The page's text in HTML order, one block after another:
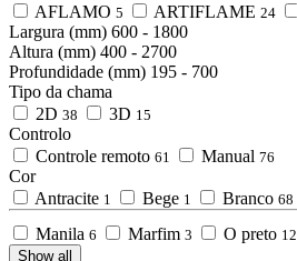
AFLAMO 5 ARTIFLAME 24
Largura (mm) 600 - 1800
Altura (mm) 400 - 2700
Profundidade (mm) 195 - 700
Tipo da chama
2D 38 3D 15
Controlo
Controle remoto 61 Manual 76
Cor
Antracite 1 Bege 1 Branco 68
Manila 6 Marfim 3 O preto 12
Show all